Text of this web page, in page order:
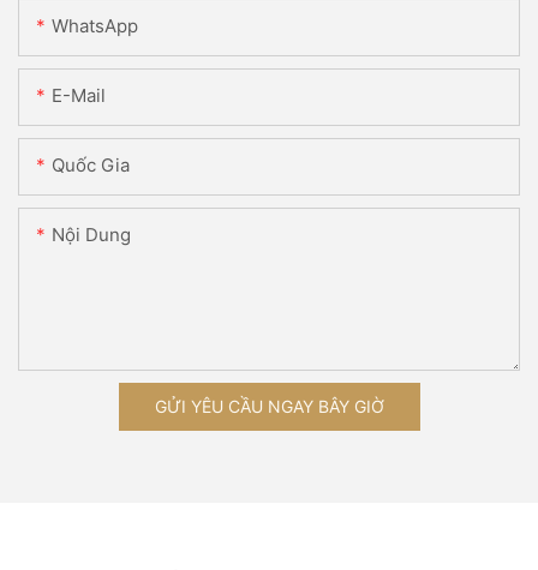
WhatsApp
E-Mail
Quốc Gia
Nội Dung
GỬI YÊU CẦU NGAY BÂY GIỜ